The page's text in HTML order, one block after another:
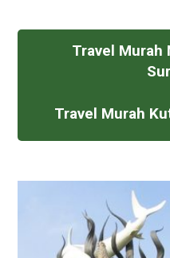
Travel Murah
Travel Murah